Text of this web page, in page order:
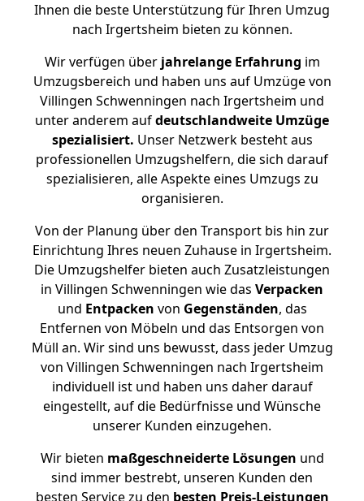
Ihnen die beste Unterstützung für Ihren Umzug
nach Irgertsheim bieten zu können.
Wir verfügen überjahrelange Erfahrung im
Umzugsbereich und haben uns auf Umzüge von
Villingen Schwenningen nach Irgertsheim und
unter anderem aufdeutschlandweite Umzüge
spezialisiert. Unser Netzwerk besteht aus
professionellen Umzugshelfern, die sich darauf
spezialisieren, alle Aspekte eines Umzugs zu
organisieren.
Von der Planung über den Transport bis hin zur
Einrichtung Ihres neuen Zuhause in Irgertsheim.
Die Umzugshelfer bieten auch Zusatzleistungen
in Villingen Schwenningen wie das Verpacken
und Entpacken von Gegenständen, das
Entfernen von Möbeln und das Entsorgen von
Müll an. Wir sind uns bewusst, dass jeder Umzug
von Villingen Schwenningen nach Irgertsheim
individuell ist und haben uns daher darauf
eingestellt, auf die Bedürfnisse und Wünsche
unserer Kunden einzugehen.
Wir bieten maßgeschneiderte Lösungen und
sind immer bestrebt, unseren Kunden den
besten Service zu den besten Preis-Leistungen